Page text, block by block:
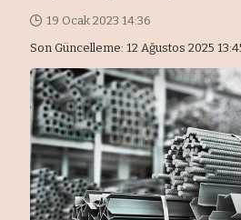
Son Güncelleme: 12 Ağustos 2025
19 Ocak 2023 14:36